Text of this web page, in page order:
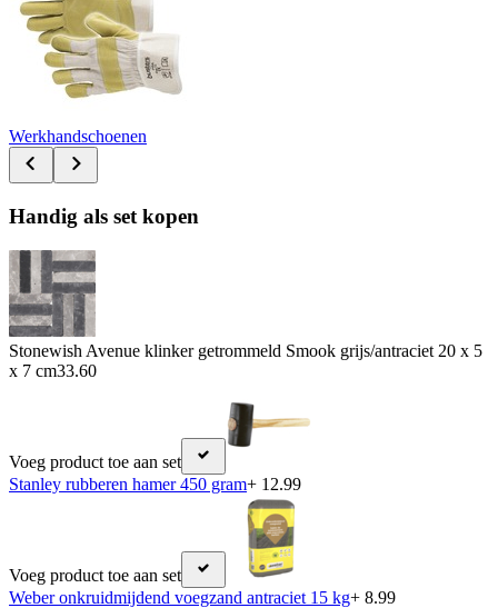
Werkhandschoenen
Handig als set kopen
Stonewish Avenue klinker getrommeld Smook grijs/antraciet 20 x 5
x 7 cm33.60
Voeg product toe aan set
Stanley rubberen hamer 450 gram+ 12.99
Voeg product toe aan set
Weber onkruidmijdend voegzand antraciet 15 kg+ 8.99